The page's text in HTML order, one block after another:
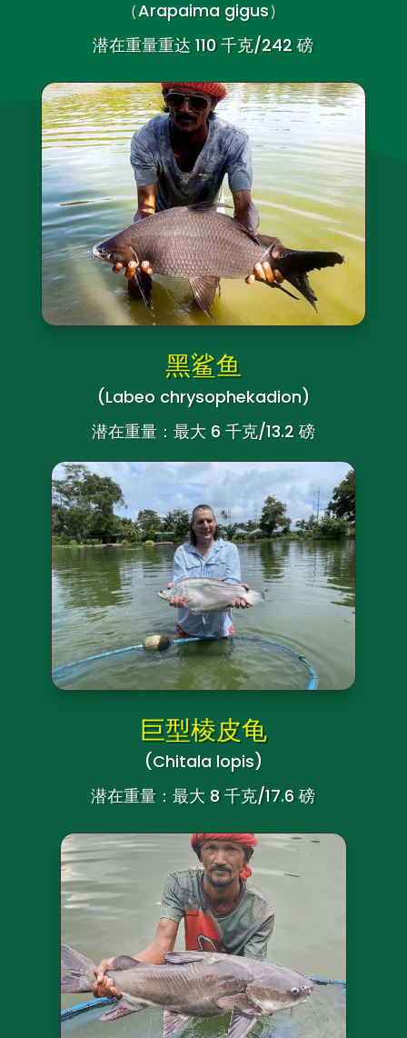
（Arapaima gigus）
潜在重量重达 110 千克/242 磅
黑鲨鱼
(Labeo chrysophekadion)
潜在重量：最大 6 千克/13.2 磅
巨型棱皮龟
(Chitala lopis)
潜在重量：最大 8 千克/17.6 磅